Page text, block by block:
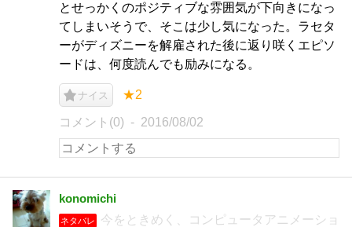
とせっかくのポジティブな雰囲気が下向きになっ
てしまいそうで、そこは少し気になった。ラセタ
ーがディズニーを解雇された後に返り咲くエピソ
ードは、何度読んでも励みになる。
ナイス ★2
コメント(0) 2016/08/02
konomichi
ネタバレ
今をときめく、コンピュータアニメーショ